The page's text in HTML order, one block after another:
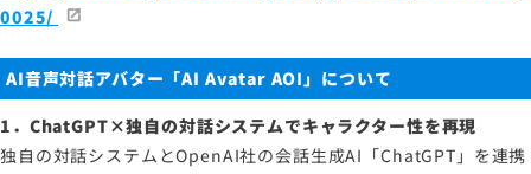
0025/
AI音声対話アバター「AI Avatar AOI」について
1．ChatGPT×独自の対話システムでキャラクター性を再現
独自の対話システムとOpenAI社の会話生成AI「ChatGPT」を連携